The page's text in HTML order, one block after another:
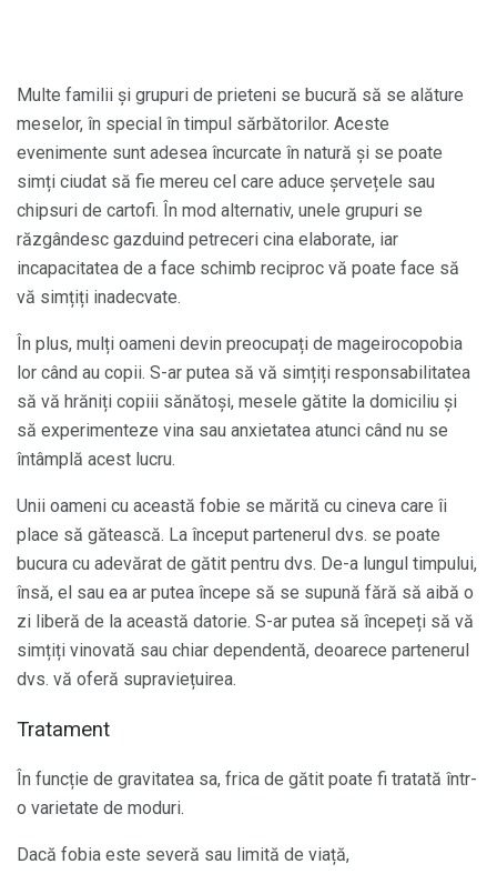
Multe familii și grupuri de prieteni se bucură să se alăture
meselor, în special în timpul sărbătorilor. Aceste
evenimente sunt adesea încurcate în natură și se poate
simți ciudat să fie mereu cel care aduce șervețele sau
chipsuri de cartofi. În mod alternativ, unele grupuri se
răzgândesc gazduind petreceri cina elaborate, iar
incapacitatea de a face schimb reciproc vă poate face să
vă simțiți inadecvate.
În plus, mulți oameni devin preocupați de mageirocopobia
lor când au copii. S-ar putea să vă simțiți responsabilitatea
să vă hrăniți copiii sănătoși, mesele gătite la domiciliu și
să experimenteze vina sau anxietatea atunci când nu se
întâmplă acest lucru.
Unii oameni cu această fobie se mărită cu cineva care îi
place să gătească. La început partenerul dvs. se poate
bucura cu adevărat de gătit pentru dvs. De-a lungul timpului,
însă, el sau ea ar putea începe să se supună fără să aibă o
zi liberă de la această datorie. S-ar putea să începeți să vă
simțiți vinovată sau chiar dependentă, deoarece partenerul
dvs. vă oferă supraviețuirea.
Tratament
În funcție de gravitatea sa, frica de gătit poate fi tratată într-
o varietate de moduri.
Dacă fobia este severă sau limită de viață,